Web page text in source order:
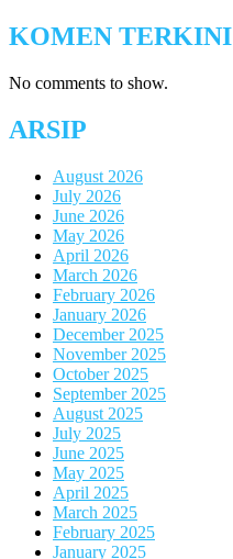
KOMEN TERKINI
No comments to show.
ARSIP
August 2026
July 2026
June 2026
May 2026
April 2026
March 2026
February 2026
January 2026
December 2025
November 2025
October 2025
September 2025
August 2025
July 2025
June 2025
May 2025
April 2025
March 2025
February 2025
January 2025